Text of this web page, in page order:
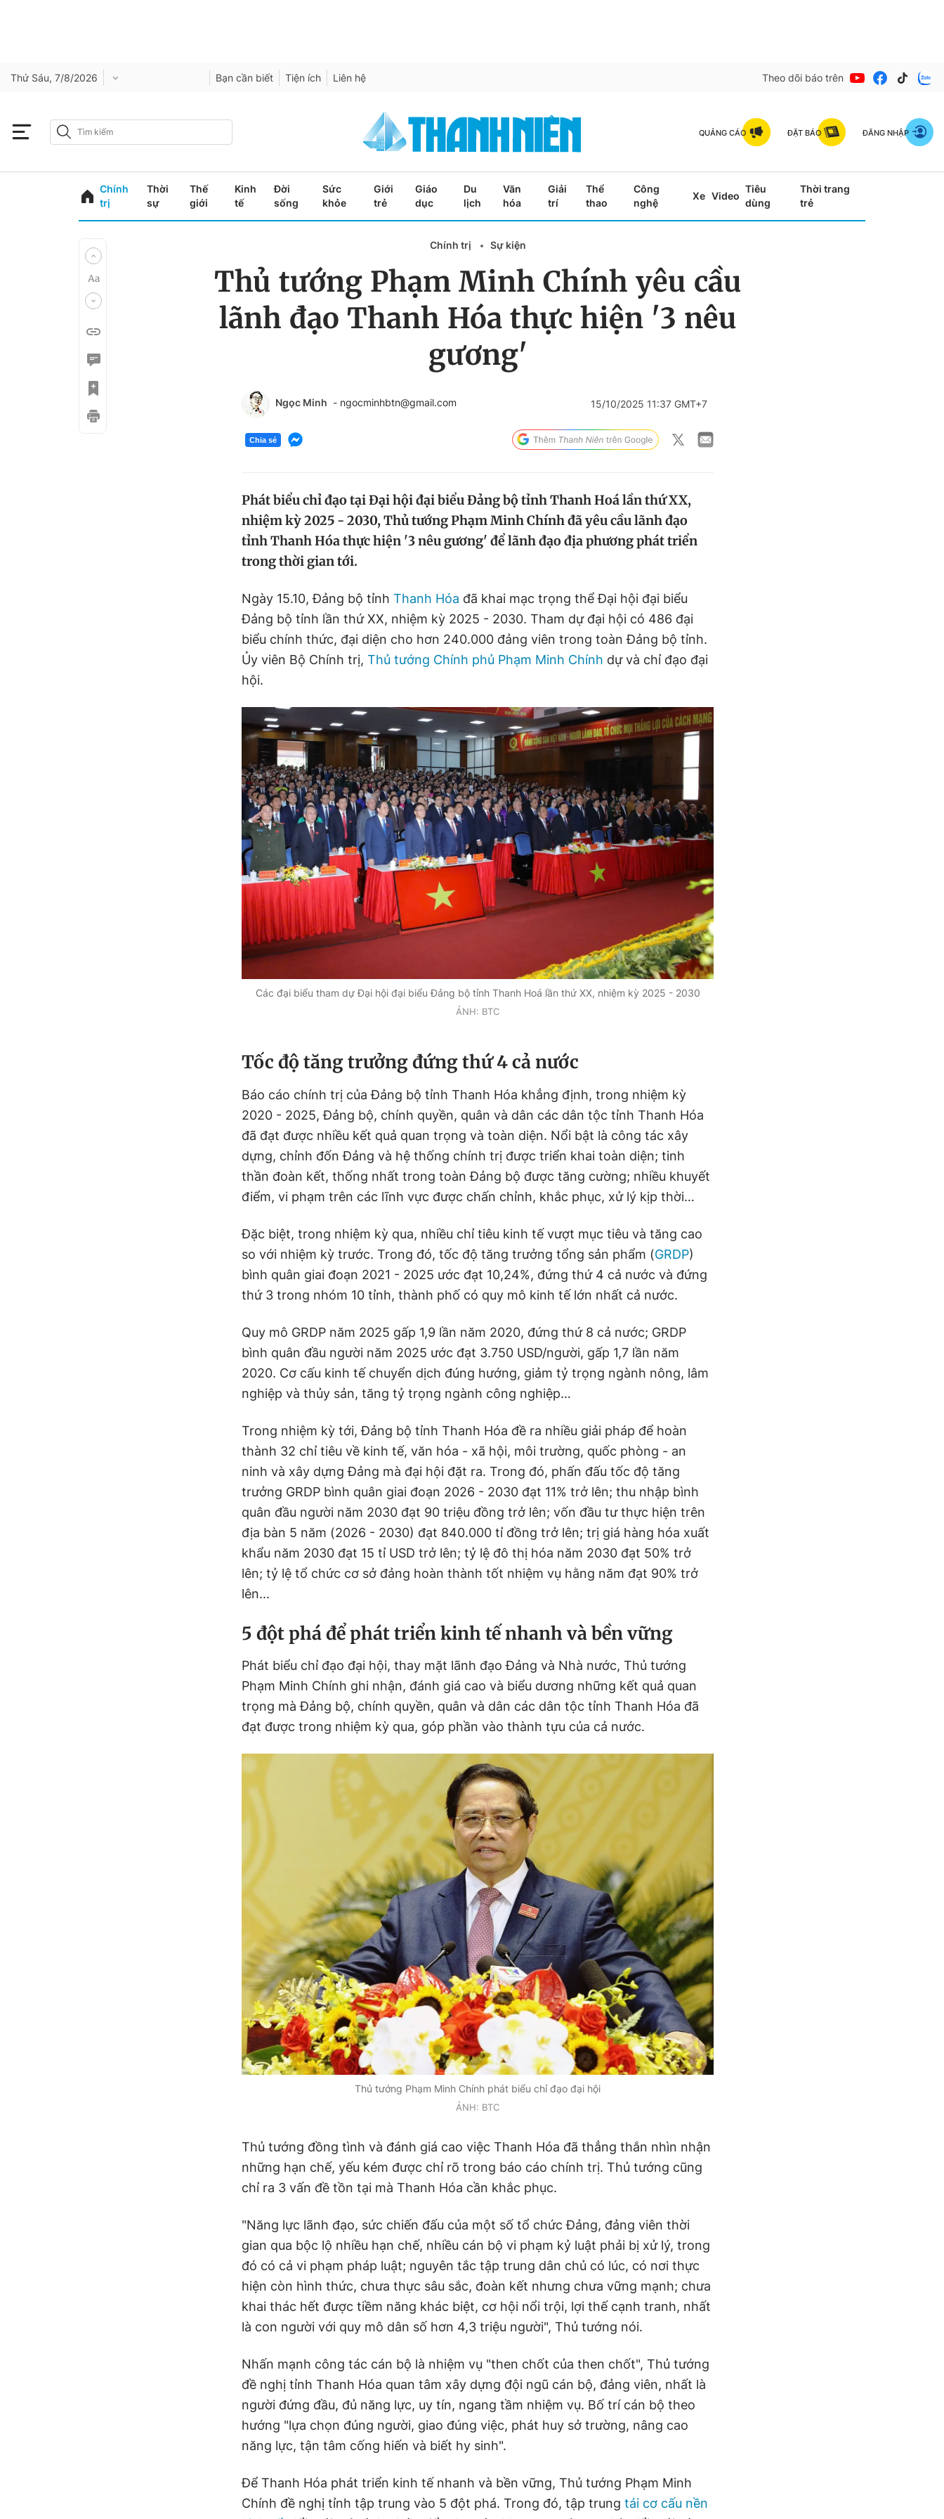
Thứ Sáu, 7/8/2026 Bạn cần biết Tiện ích Liên hệ Theo dõi báo trên
QUẢNG CÁO ĐẶT BÁO ĐĂNG NHẬP
Chính
trị
Thời
sự
Thế
giới
Kinh
tế
Đời
sống
Sức
khỏe
Giới
trẻ
Giáo
dục
Du
lịch
Văn
hóa
Giải
trí
Thể
thao
Công
nghệ
Xe Video
Tiêu
dùng
Thời trang
trẻ
Chính trị Sự kiện
Thủ tướng Phạm Minh Chính yêu cầu
lãnh đạo Thanh Hóa thực hiện '3 nêu
gương'
Ngọc Minh - ngocminhbtn@gmail.com 15/10/2025 11:37 GMT+7
Chia sẻ
Phát biểu chỉ đạo tại Đại hội đại biểu Đảng bộ tỉnh Thanh Hoá lần thứ XX,
nhiệm kỳ 2025 - 2030, Thủ tướng Phạm Minh Chính đã yêu cầu lãnh đạo
tỉnh Thanh Hóa thực hiện '3 nêu gương' để lãnh đạo địa phương phát triển
trong thời gian tới.
Ngày 15.10, Đảng bộ tỉnh Thanh Hóa đã khai mạc trọng thể Đại hội đại biểu
Đảng bộ tỉnh lần thứ XX, nhiệm kỳ 2025 - 2030. Tham dự đại hội có 486 đại
biểu chính thức, đại diện cho hơn 240.000 đảng viên trong toàn Đảng bộ tỉnh.
Ủy viên Bộ Chính trị, Thủ tướng Chính phủ Phạm Minh Chính dự và chỉ đạo đại
hội.
Các đại biểu tham dự Đại hội đại biểu Đảng bộ tỉnh Thanh Hoá lần thứ XX, nhiệm kỳ 2025 - 2030
ẢNH: BTC
Tốc độ tăng trưởng đứng thứ 4 cả nước
Báo cáo chính trị của Đảng bộ tỉnh Thanh Hóa khẳng định, trong nhiệm kỳ
2020 - 2025, Đảng bộ, chính quyền, quân và dân các dân tộc tỉnh Thanh Hóa
đã đạt được nhiều kết quả quan trọng và toàn diện. Nổi bật là công tác xây
dựng, chỉnh đốn Đảng và hệ thống chính trị được triển khai toàn diện; tinh
thần đoàn kết, thống nhất trong toàn Đảng bộ được tăng cường; nhiều khuyết
điểm, vi phạm trên các lĩnh vực được chấn chỉnh, khắc phục, xử lý kịp thời…
Đặc biệt, trong nhiệm kỳ qua, nhiều chỉ tiêu kinh tế vượt mục tiêu và tăng cao
so với nhiệm kỳ trước. Trong đó, tốc độ tăng trưởng tổng sản phẩm (GRDP)
bình quân giai đoạn 2021 - 2025 ước đạt 10,24%, đứng thứ 4 cả nước và đứng
thứ 3 trong nhóm 10 tỉnh, thành phố có quy mô kinh tế lớn nhất cả nước.
Quy mô GRDP năm 2025 gấp 1,9 lần năm 2020, đứng thứ 8 cả nước; GRDP
bình quân đầu người năm 2025 ước đạt 3.750 USD/người, gấp 1,7 lần năm
2020. Cơ cấu kinh tế chuyển dịch đúng hướng, giảm tỷ trọng ngành nông, lâm
nghiệp và thủy sản, tăng tỷ trọng ngành công nghiệp…
Trong nhiệm kỳ tới, Đảng bộ tỉnh Thanh Hóa đề ra nhiều giải pháp để hoàn
thành 32 chỉ tiêu về kinh tế, văn hóa - xã hội, môi trường, quốc phòng - an
ninh và xây dựng Đảng mà đại hội đặt ra. Trong đó, phấn đấu tốc độ tăng
trưởng GRDP bình quân giai đoạn 2026 - 2030 đạt 11% trở lên; thu nhập bình
quân đầu người năm 2030 đạt 90 triệu đồng trở lên; vốn đầu tư thực hiện trên
địa bàn 5 năm (2026 - 2030) đạt 840.000 tỉ đồng trở lên; trị giá hàng hóa xuất
khẩu năm 2030 đạt 15 tỉ USD trở lên; tỷ lệ đô thị hóa năm 2030 đạt 50% trở
lên; tỷ lệ tổ chức cơ sở đảng hoàn thành tốt nhiệm vụ hằng năm đạt 90% trở
lên...
5 đột phá đểphát triển kinh tế nhanh và bền vững
Phát biểu chỉ đạo đại hội, thay mặt lãnh đạo Đảng và Nhà nước, Thủ tướng
Phạm Minh Chính ghi nhận, đánh giá cao và biểu dương những kết quả quan
trọng mà Đảng bộ, chính quyền, quân và dân các dân tộc tỉnh Thanh Hóa đã
đạt được trong nhiệm kỳ qua, góp phần vào thành tựu của cả nước.
Thủ tướng Phạm Minh Chính phát biểu chỉ đạo đại hội
ẢNH: BTC
Thủ tướng đồng tình và đánh giá cao việc Thanh Hóa đã thẳng thắn nhìn nhận
những hạn chế, yếu kém được chỉ rõ trong báo cáo chính trị. Thủ tướng cũng
chỉ ra 3 vấn đề tồn tại mà Thanh Hóa cần khắc phục.
"Năng lực lãnh đạo, sức chiến đấu của một số tổ chức Đảng, đảng viên thời
gian qua bộc lộ nhiều hạn chế, nhiều cán bộ vi phạm kỷ luật phải bị xử lý, trong
đó có cả vi phạm pháp luật; nguyên tắc tập trung dân chủ có lúc, có nơi thực
hiện còn hình thức, chưa thực sâu sắc, đoàn kết nhưng chưa vững mạnh; chưa
khai thác hết được tiềm năng khác biệt, cơ hội nổi trội, lợi thế cạnh tranh, nhất
là con người với quy mô dân số hơn 4,3 triệu người", Thủ tướng nói.
Nhấn mạnh công tác cán bộ là nhiệm vụ "then chốt của then chốt", Thủ tướng
đề nghị tỉnh Thanh Hóa quan tâm xây dựng đội ngũ cán bộ, đảng viên, nhất là
người đứng đầu, đủ năng lực, uy tín, ngang tầm nhiệm vụ. Bố trí cán bộ theo
hướng "lựa chọn đúng người, giao đúng việc, phát huy sở trường, nâng cao
năng lực, tận tâm cống hiến và biết hy sinh".
Để Thanh Hóa phát triển kinh tế nhanh và bền vững, Thủ tướng Phạm Minh
Chính đề nghị tỉnh tập trung vào 5 đột phá. Trong đó, tập trung tái cơ cấu nền